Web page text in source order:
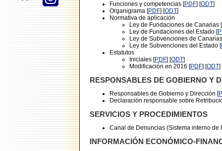
Funciones y competencias [PDF] [ODT]
Organigrama [PDF] [ODT]
Normativa de aplicación
Ley de Fundaciones de Canarias [
Ley de Fundaciones del Estado [
Ley de Subvenciones de
Ley de Subvenciones del Estado [
Estatutos
Iniciales [PDF] [ODT]
Modificación en 2016 [PDF] [ODT]
RESPONSABLES DE GOBIERNO Y
Responsables de Gobierno y Dirección [
Declaración responsable sobre
SERVICIOS Y PROCEDIMIENTOS
Canal de Denuncias (Sistema interno de
INFORMACIÓN ECONÓMICO-